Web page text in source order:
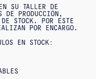
SU TALLER DE
DE PRODUCCIÓN,
DE STOCK. POR ESTE
POR ENCARGO.
EN STOCK: